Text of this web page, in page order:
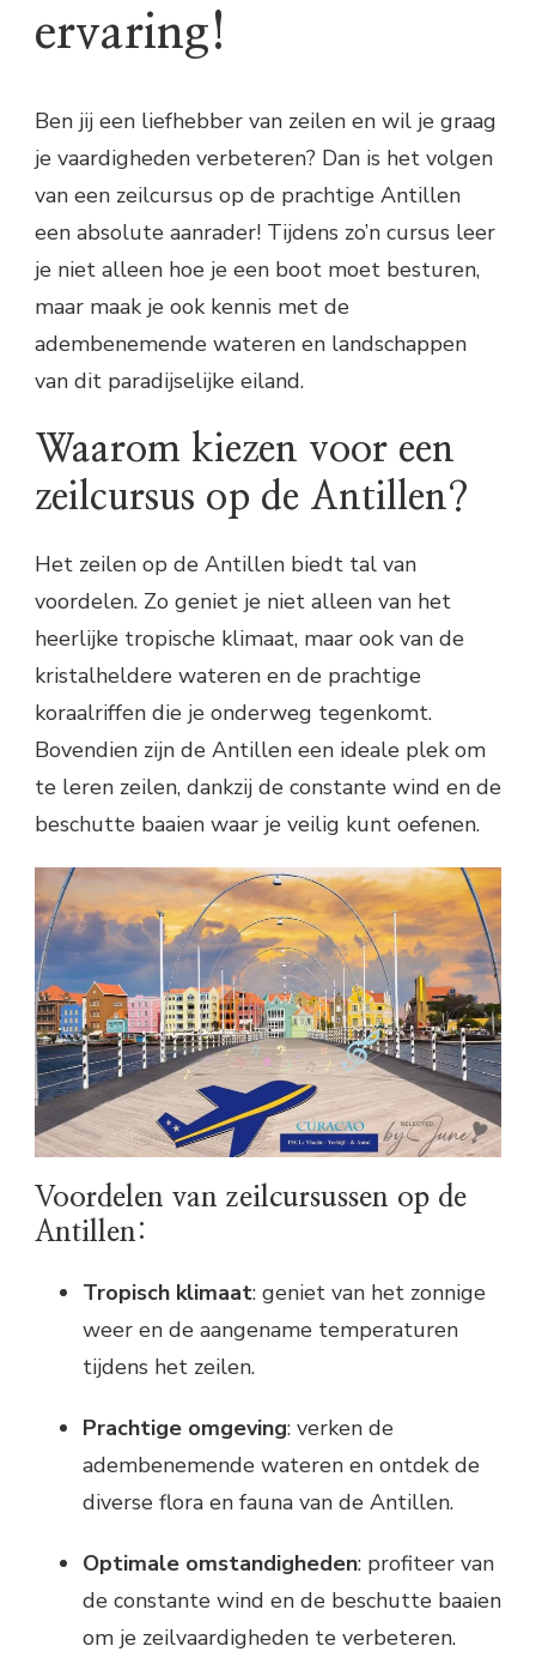
ervaring!
Ben jij een liefhebber van zeilen en wil je graag
je vaardigheden verbeteren? Dan is het volgen
van een zeilcursus op de prachtige Antillen
een absolute aanrader! Tijdens zo’n cursus leer
je niet alleen hoe je een boot moet besturen,
maar maak je ook kennis met de
adembenemende wateren en landschappen
van dit paradijselijke eiland.
Waarom kiezen voor een
zeilcursus op de Antillen?
Het zeilen op de Antillen biedt tal van
voordelen. Zo geniet je niet alleen van het
heerlijke tropische klimaat, maar ook van de
kristalheldere wateren en de prachtige
koraalriffen die je onderweg tegenkomt.
Bovendien zijn de Antillen een ideale plek om
te leren zeilen, dankzij de constante wind en de
beschutte baaien waar je veilig kunt oefenen.
Voordelen van zeilcursussen op de
Antillen:
Tropisch klimaat: geniet van het zonnige
weer en de aangename temperaturen
tijdens het zeilen.
Prachtige omgeving: verken de
adembenemende wateren en ontdek de
diverse flora en fauna van de Antillen.
Optimale omstandigheden: profiteer van
de constante wind en de beschutte baaien
om je zeilvaardigheden te verbeteren.